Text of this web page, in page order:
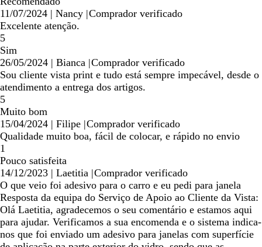
11/07/2024 | Nancy |Comprador verificado
Excelente atenção.
5
Sim
26/05/2024 | Bianca |Comprador verificado
Sou cliente vista print e tudo está sempre impecável, desde o
atendimento a entrega dos artigos.
5
Muito bom
15/04/2024 | Filipe |Comprador verificado
Qualidade muito boa, fácil de colocar, e rápido no envio
1
Pouco satisfeita
14/12/2023 | Laetitia |Comprador verificado
O que veio foi adesivo para o carro e eu pedi para janela
Resposta da equipa do Serviço de Apoio ao Cliente da Vista:
Olá Laetitia, agradecemos o seu comentário e estamos aqui
para ajudar. Verificamos a sua encomenda e o sistema indica-
nos que foi enviado um adesivo para janelas com superfície